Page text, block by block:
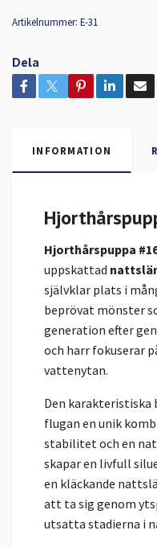
Artikelnummer: E-31
Dela
INFORMATION
Hjorthårspuppa
uppskattad
självklar plats i
beprövat mönster
generation efter
och harr fokuserar
vattenytan.
Den karakteristiska
flugan en unik
stabilitet och en
skapar en livfull
en kläckande
att ta sig genom
utsatta stadierna i